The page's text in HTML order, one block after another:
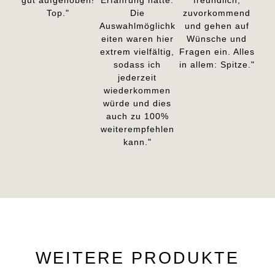
Top."
Die
Auswahlmöglichk
eiten waren hier
extrem vielfältig,
sodass ich
jederzeit
wiederkommen
würde und dies
auch zu 100%
weiterempfehlen
kann."
zuvorkommend
und gehen auf
Wünsche und
Fragen ein. Alles
in allem: Spitze."
WEITERE PRODUKTE